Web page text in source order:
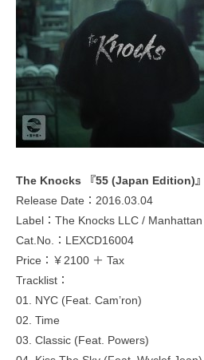
The Knocks 『55 (Japan Edition)』
Release Date：2016.03.04
Label：The Knocks LLC /
Cat.No.：LEXCD16004
Price：￥2100 ＋ Tax
Tracklist：
01. NYC (Feat. Cam’ron)
02. Time
03. Classic (Feat. Powers)